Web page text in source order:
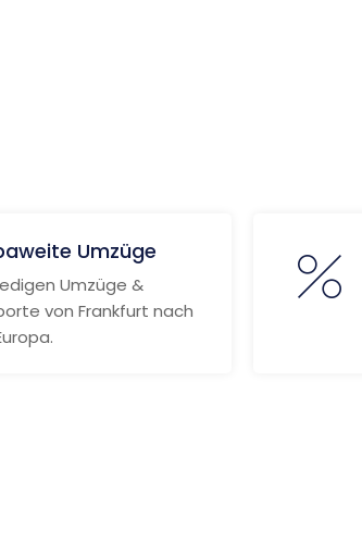
Umzüge
Umzüge &
von Frankfurt nach